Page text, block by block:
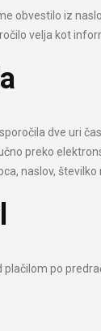
obvestilo iz
velja kot
dve uri
preko
naslov, številko
po